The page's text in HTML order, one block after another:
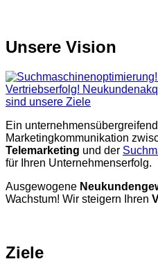
Unsere Vision
Ein
Marketingkommunikation
Telemarketing und der
für Ihren Unternehmenserfolg.
Ausgewogene
Wachstum! Wir steigern Ihren
Ziele